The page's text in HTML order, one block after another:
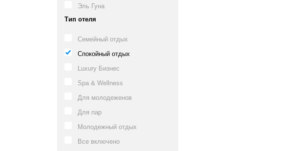
Эль Гуна
Тип отеля
Семейный отдых
Спокойный отдых
Luxury Бизнес
Spa & Wellness
Для молодеженов
Для пар
Молодежный отдых
Все включено